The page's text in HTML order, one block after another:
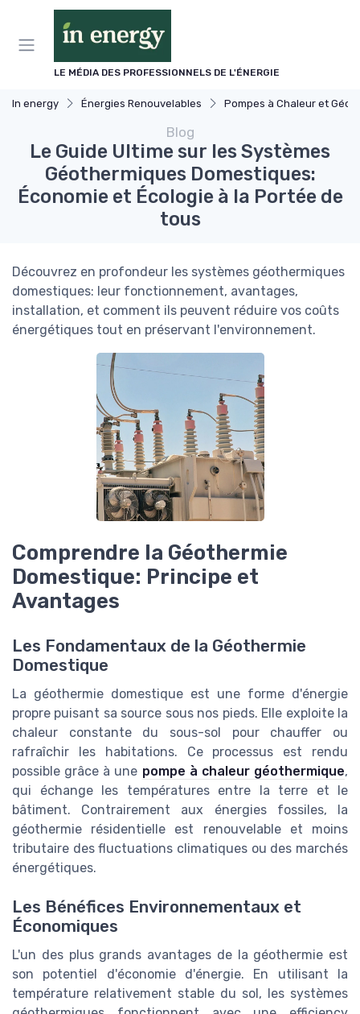
LE MÉDIA DES PROFESSIONNELS DE L'ÉNERGIE
In energy Énergies Renouvelables Pompes à Chaleur et Géothermie
Blog
Le Guide Ultime sur les Systèmes
Géothermiques Domestiques:
Économie et Écologie à la Portée de
tous
Découvrez en profondeur les systèmes géothermiques
domestiques: leur fonctionnement, avantages,
installation, et comment ils peuvent réduire vos coûts
énergétiques tout en préservant l'environnement.
Comprendre la Géothermie
Domestique: Principe et
Avantages
Les Fondamentaux de la Géothermie
Domestique
La géothermie domestique est une forme d'énergie
propre puisant sa source sous nos pieds. Elle exploite la
chaleur constante du sous-sol pour chauffer ou
rafraîchir les habitations. Ce processus est rendu
possible grâce à une pompe à chaleur géothermique,
qui échange les températures entre la terre et le
bâtiment. Contrairement aux énergies fossiles, la
géothermie résidentielle est renouvelable et moins
tributaire des fluctuations climatiques ou des marchés
énergétiques.
Les Bénéfices Environnementaux et
Économiques
L'un des plus grands avantages de la géothermie est
son potentiel d'économie d'énergie. En utilisant la
température relativement stable du sol, les systèmes
Panneau de gestion des cookies